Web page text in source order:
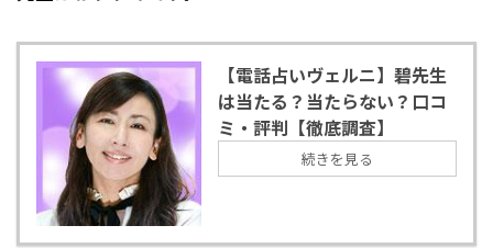
【電話占いヴェルニ】碧先生
は当たる？当たらない？口コ
ミ・評判【徹底調査】
続きを見る